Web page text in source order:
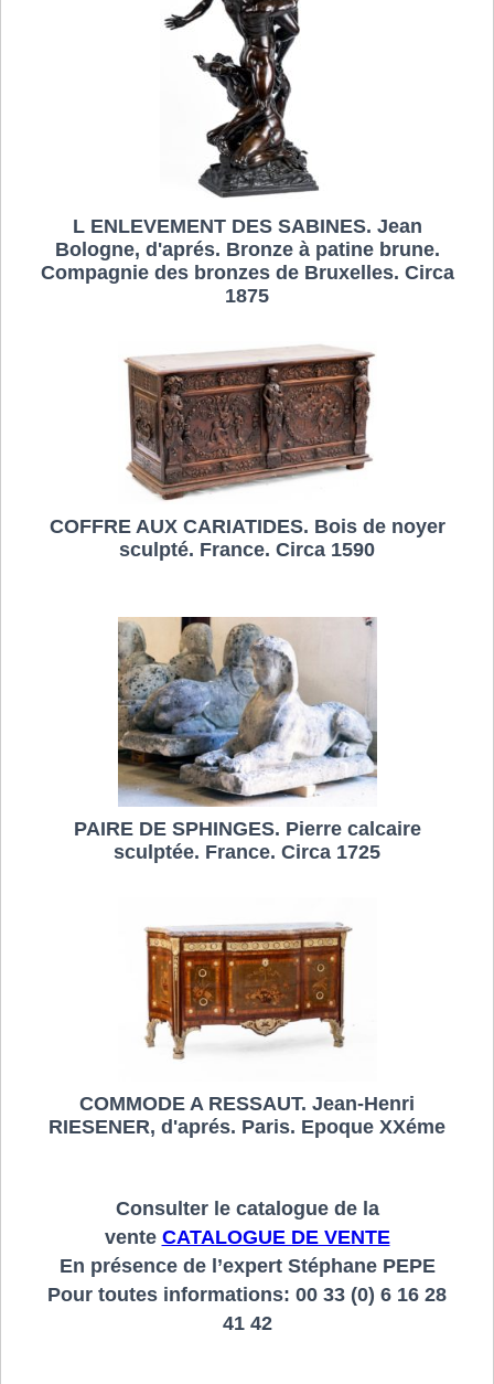
L ENLEVEMENT DES SABINES. Jean
Bologne, d'aprés. Bronze à patine brune.
Compagnie des bronzes de Bruxelles. Circa
1875
COFFRE AUX CARIATIDES. Bois de noyer
sculpté. France. Circa 1590
PAIRE DE SPHINGES. Pierre calcaire
sculptée. France. Circa 1725
COMMODE A RESSAUT. Jean-Henri
RIESENER, d'aprés. Paris. Epoque XXéme
Consulter le catalogue de la
vente CATALOGUE DE VENTE
En présence de l’expert Stéphane PEPE
Pour toutes informations: 00 33 (0) 6 16 28
41 42